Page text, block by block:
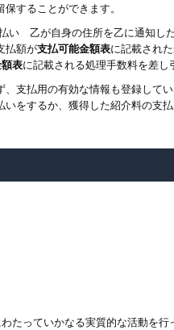
することができます。
い 乙が自身の住所を乙に通知し
払額が支払可能金額表に記載され
表に記載される処理手数料を差し
支払用の有効な情報も登録して
をするか、獲得した紹介料の支
たっていかなる実質的な活動を